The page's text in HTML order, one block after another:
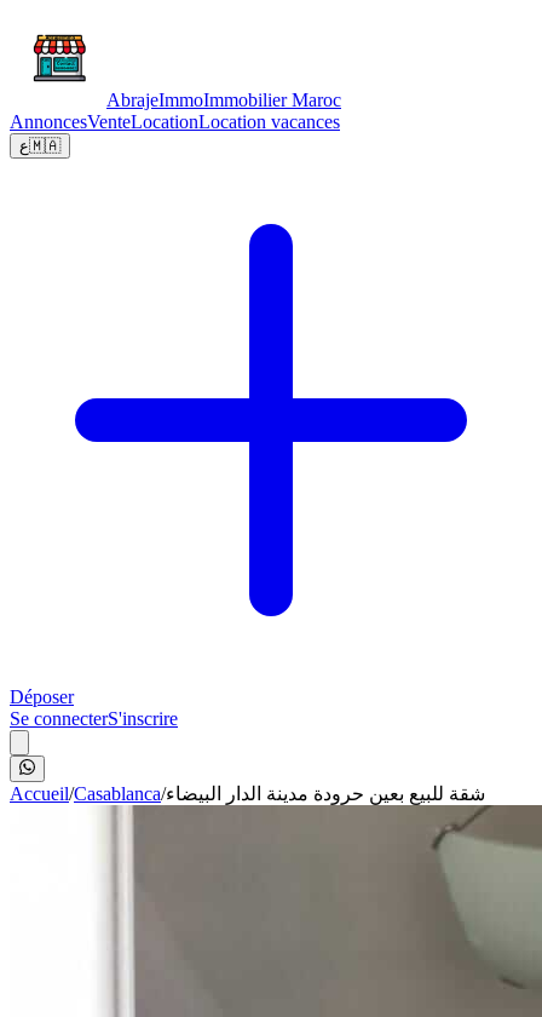
AbrajeImmoImmobilier Maroc
AnnoncesVenteLocationLocation vacances
ع🇲🇦
Déposer
Se connecterS'inscrire
Accueil/Casablanca/شقة للبيع بعين حرودة مدينة الدار البيضاء